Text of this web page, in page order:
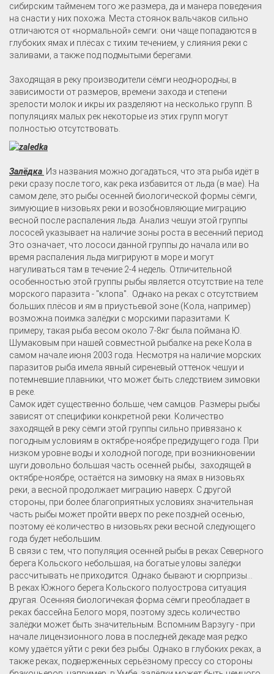
сибирским тайменем того же размера, да и манера поведения
на снасти у них похожа. Места стоянок вальчаков сильно
отличаются от «нормальной» семги: они чаще попадаются в
глубоких ямах и плёсах с тихим течением, у слияния реки с
заливами, а также под подмытыми берегами.
Заходящая в реку производители сёмги неоднородны; в
зависимости от размеров, времени захода и степени
зрелости молок и икры их разделяют на несколько групп. В
популяциях малых рек некоторые из этих групп могут
полностью отсутствовать.
Залёдка Из названия можно догадаться, что эта рыба идёт в
реки сразу после того, как река избавится от льда (в мае). На
самом деле, это рыбы осенней биологической формы сёмги,
зимующие в низовьях реки и возобновляющие миграцию
весной после распаления льда. Анализ чешуи этой группы
лососей указывает на наличие зоны роста в весенний период.
Это означает, что лососи данной группы до начала или во
время распаления льда мигрируют в море и могут
нагуливаться там в течение 2-4 недель. Отличительной
особенностью этой группы рыбы является отсутствие на теле
морского паразита - "клопа". Однако на реках с отсутствием
больших плёсов и ям в приустьевой зоне (Кола, например)
возможна поимка залёдки с морскими паразитами. К
примеру, такая рыба весом около 7-8кг была поймана Ю.
Шумаковым при нашей совместной рыбалке на реке Кола в
самом начале июня 2003 года. Несмотря на наличие морских
паразитов рыба имела явный сиреневый оттенок чешуи и
потемневшие плавники, что может быть следствием зимовки
в реке.
Самок идёт существенно больше, чем самцов. Размеры рыбы
зависят от специфики конкретной реки. Количество
заходящей в реку сёмги этой группы сильно привязано к
погодным условиям в октябре-ноябре предидущего года. При
низком уровне воды и холодной погоде, при возникновении
шуги довольно большая часть осенней рыбы, заходящей в
октябре-ноябре, остаётся на зимовку на ямах в низовьях
реки, а весной продолжает миграцию наверх. С другой
стороны, при более благоприятных условиях значительная
часть рыбы может пройти вверх по реке поздней осенью,
поэтому её количество в низовьях реки весной следующего
года будет небольшим.
В связи с тем, что популяция осенней рыбы в реках Северного
берега Кольского небольшая, на богатые уловы залёдки
рассчитывать не приходится. Однако бывают и сюрпризы...
В реках Южного берега Кольского полуострова ситуация
другая. Осенняя биологичекая форма сёмги преобладает в
реках бассейна Белого моря, поэтому здесь количество
залёдки может быть значительным. Вспомним Варзугу - при
начале лицензионного лова в последней декаде мая редко
кому удаётся уйти с реки без рыбы. Однако в глубоких реках, а
также реках, подверженных серьёзному прессу со стороны